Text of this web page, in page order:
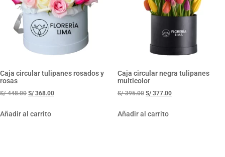
Caja circular tulipanes rosados y
rosas
S/448.00 S/ 368.00
Añadir al carrito
Caja circular negra tulipanes
multicolor
S/395.00 S/ 377.00
Añadir al carrito